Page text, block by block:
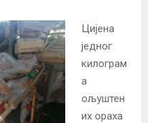
Цијена
једног
килограм
а
ољуштен
их ораха